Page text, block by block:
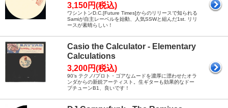
3,150円(税込)
ワシントンD.C.[Future Times]からのリリースで知られる
Samiが自主レーベルを始動、人気SSWと組んだ1st. リリ
ースが素晴らしい！
Casio the Calculator - Elementary
Calculations
3,200円(税込)
90’s テクノ/プロト・ゴアなムードを濃厚に漂わせたオラ
ンダからの新鋭アーティスト。生ギターも効果的なドー
プチューンB1、良いです！